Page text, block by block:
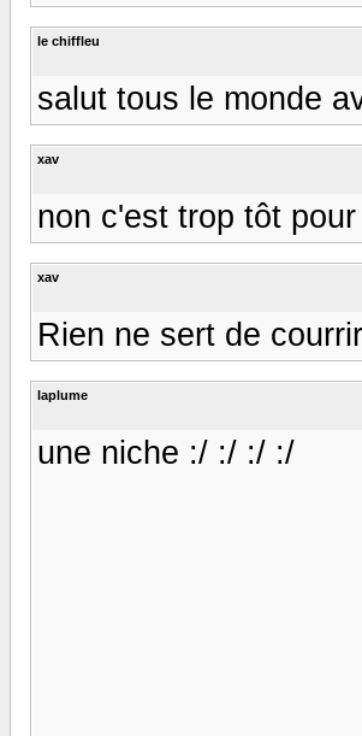
le chiffleu
salut tous le monde
xav
non c'est trop tôt pour
xav
Rien ne sert de
laplume
une niche :/ :/ :/ :/